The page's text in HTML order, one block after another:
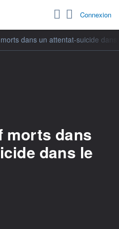
Connexion
dans un attentat-suicide
morts dans
dans le